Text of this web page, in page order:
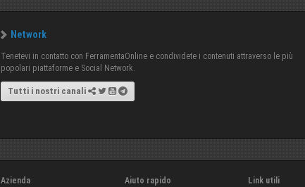
Network
Tenetevi in contatto con FerramentaOnline e condividete i contenuti attraverso le più
popolari piattaforme e Social Network.
Tutti i nostri canali
Azienda Aiuto rapido Link utili